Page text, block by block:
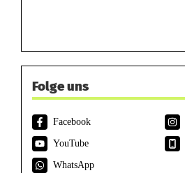
Folge uns
Facebook
YouTube
WhatsApp